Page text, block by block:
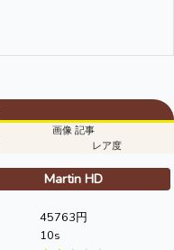
画像 記事
レア度
Martin HD
45763円
10s